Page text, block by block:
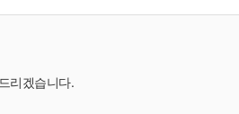
리겠습니다.